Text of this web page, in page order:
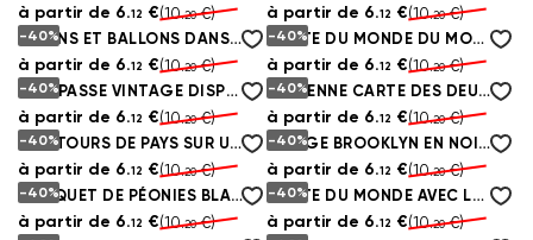
à partir de 6.12 €(10.20€) à partir de 6.12 €(10.20€)
-40% AVIONS ET BALLONS DANS LE CIEL
à partir de 6.12 €(10.20€)
-40% CARTE DU MONDE DU MONDE
à partir de 6.12 €(10.20€)
-40% COMPASSE VINTAGE DISPOSÉE SUR UNE CARTE
à partir de 6.12 €(10.20€)
-40% ANCIENNE CARTE DES DEUX HÉMISPHÈRES
à partir de 6.12 €(10.20€)
-40% CONTOURS DE PAYS SUR UN MUR EN BÉTON
à partir de 6.12 €(10.20€)
-40% BRIDGE BROOKLYN EN NOIR ET BLANC
à partir de 6.12 €(10.20€)
-40% BOUQUET DE PÉONIES BLANCHES ET ROUGES DÉLICATES
à partir de 6.12 €(10.20€)
-40% CARTE DU MONDE AVEC LES MONUMENTS DE LONDRES
à partir de 6.12 €(10.20€)